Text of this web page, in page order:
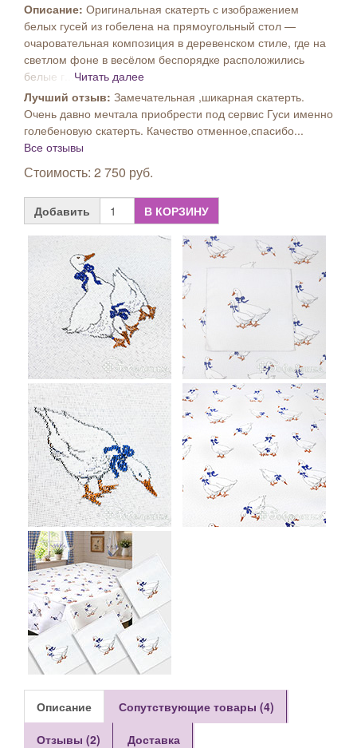
Описание: Оригинальная скатерть с изображением
белых гусей из гобелена на прямоугольный стол —
очаровательная композиция в деревенском стиле, где на
светлом фоне в весёлом беспорядке расположились
белые г... Читать далее
Лучший отзыв: Замечательная ,шикарная скатерть.
Очень давно мечтала приобрести под сервис Гуси именно
голебеновую скатерть. Качество отменное,спасибо...
Все отзывы
Стоимость: 2 750 руб.
Добавить В КОРЗИНУ
Описание Сопутствующие товары (4)
Отзывы (2) Доставка